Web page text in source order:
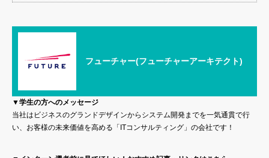
フューチャー(フューチャーアーキテクト)
▼学生の方へのメッセージ
当社はビジネスのグランドデザインからシステム開発までを一気通貫で行
い、お客様の未来価値を高める「ITコンサルティング」の会社です！